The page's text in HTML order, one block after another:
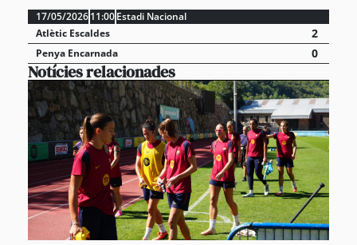
17/05/202611:00Estadi Nacional
Atlètic Escaldes
2
Penya Encarnada 0
Notícies relacionades